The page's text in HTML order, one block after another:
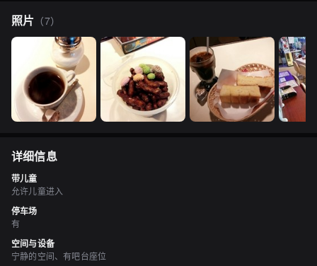
照片 （7）
详细信息
带儿童
允许儿童进入
停车场
有
空间与设备
宁静的空间、有吧台座位